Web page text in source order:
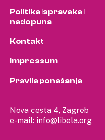
Nova cesta 4, Zagreb
e-mail: info@libela.org
Politika ispravaka i
nadopuna
Kontakt
Impressum
Pravila ponašanja